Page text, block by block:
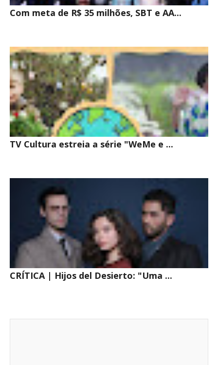
Com meta de R$ 35 milhões, SBT e AA...
TV Cultura estreia a série "WeMe e ...
CRÍTICA | Hijos del Desierto: "Uma ...